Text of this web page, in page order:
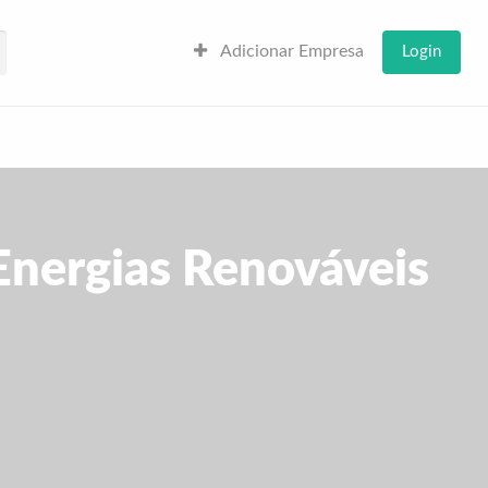
Adicionar Empresa Login
Renováveis